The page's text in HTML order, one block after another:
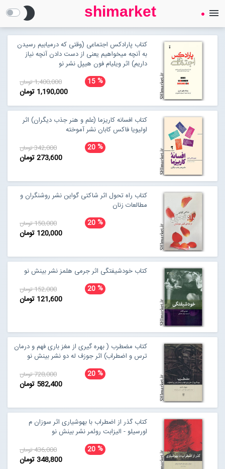
SHIMARKET
فروشگاه اینترنتی کتاب
درباره ما
بلاگ
Open submenu (محصولات)
محصولات
تماس با ما
ورود به سایت
brightness_2 shimarket menu
کتاب پارادکس اجتماعی (وقتی که درمیابیم رسیدن
به آنچه میخواهیم یعنی از دست دادن آنچه نیاز
داریم) اثر ویلیام فون هیپل نشر نو
15% 1,400,000 تومان
1,190,000 تومان
کتاب افسانه کاریزما (علم و هنر جذب دیگران) اثر
اولیویا فاکس کابان نشر آموخته
20% 342,000 تومان
273,600 تومان
کتاب راه تحول اثر شاکتی گواین نشر روشنگران و
مطالعات زنان
20% 150,000 تومان
120,000 تومان
کتاب خودشیفتگی اثر جرمی هلمز نشر بینش نو
20% 152,000 تومان
121,600 تومان
کتاب مضطرب ( بهره گیری از مغز باری فهم و درمان
ترس و اضطراب) اثر جوزف له دو نشر بینش نو
20% 728,000 تومان
582,400 تومان
کتاب گذر از اضطراب با بهوشیاری اثر سوزان م
اورسیلو - الیزابت روئمر نشر بینش نو
20% 436,000 تومان
348,800 تومان